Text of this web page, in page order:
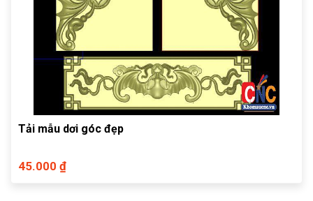
Tải mẫu dơi góc đẹp
45.000 ₫